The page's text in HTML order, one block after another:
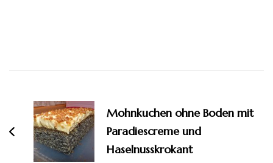
Mohnkuchen ohne Boden mit
Paradiescreme und
Haselnusskrokant